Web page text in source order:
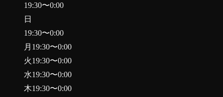
19:30〜0:00
日
19:30〜0:00
月 19:30〜0:00
火19:30〜0:00
水19:30〜0:00
木19:30〜0:00